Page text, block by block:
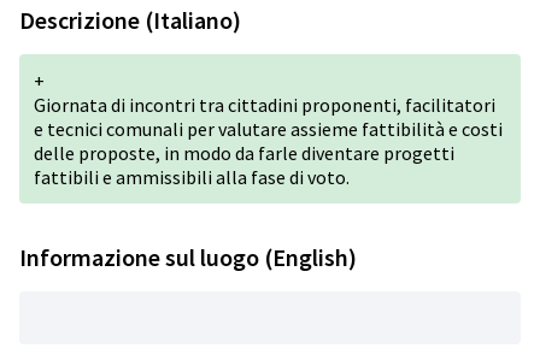
Descrizione (Italiano)
+
Giornata di incontri tra cittadini proponenti, facilitatori
e tecnici comunali per valutare assieme fattibilità e costi
delle proposte, in modo da farle diventare progetti
fattibili e ammissibili alla fase di voto.
Informazione sul luogo (English)